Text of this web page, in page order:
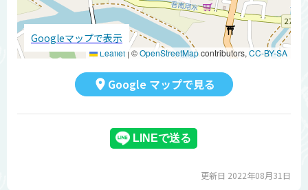
Leaflet | ©OpenStreetMapcontributors, CC-BY-SA
Googleマップで表示
Google マップで見る
更新日 2022年08月31日